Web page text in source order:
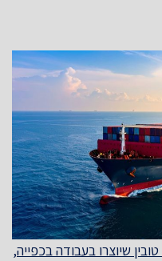
שיוצרו בעבודה בכפייה,